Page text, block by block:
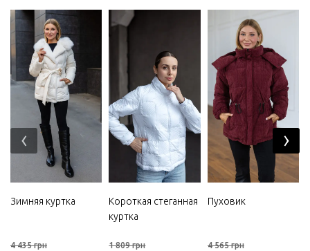
Зимняя куртка
4 435 грн
Короткая стеганная
куртка
1 809 грн
Пуховик
4 565 грн
‹ ›